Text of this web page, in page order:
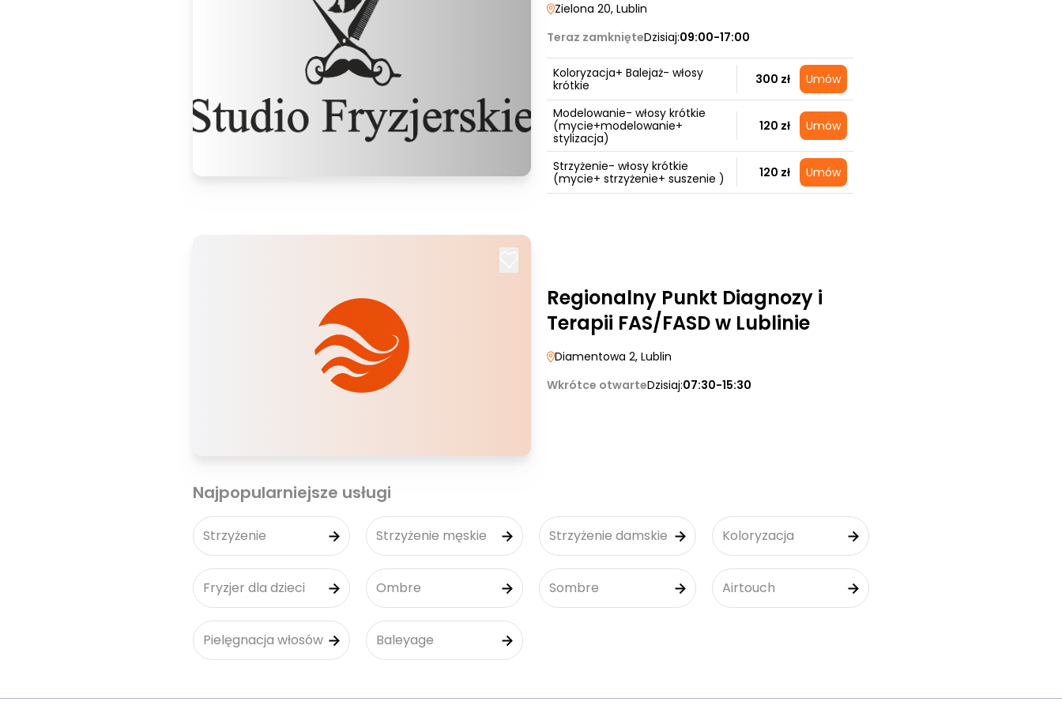
Zielona 20, Lublin
Teraz zamknięteDzisiaj:09:00-17:00
Koloryzacja+ Balejaż- włosy
krótkie
300 zł Umów
Modelowanie- włosy krótkie
(mycie+modelowanie+
stylizacja)
120 zł Umów
Strzyżenie- włosy krótkie
(mycie+ strzyżenie+ suszenie )
120 zł Umów
Regionalny Punkt Diagnozy i
Terapii FAS/FASD w Lublinie
Diamentowa 2, Lublin
Wkrótce otwarteDzisiaj:07:30-15:30
Najpopularniejsze usługi
Strzyżenie Strzyżenie męskie Strzyżenie damskie Koloryzacja
Fryzjer dla dzieci Ombre Sombre Airtouch
Pielęgnacja włosów Baleyage